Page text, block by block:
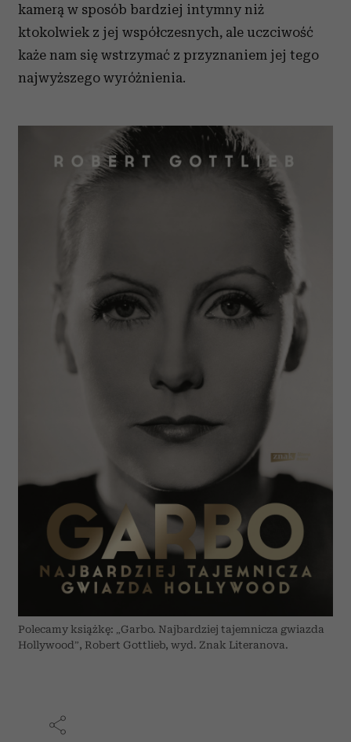
kamerą w sposób bardziej intymny niż
ktokolwiek z jej współczesnych, ale uczciwość
każe nam się wstrzymać z przyznaniem jej tego
najwyższego wyróżnienia.
Polecamy książkę: „Garbo. Najbardziej tajemnicza gwiazda
Hollywood”, Robert Gottlieb, wyd. Znak Literanova.